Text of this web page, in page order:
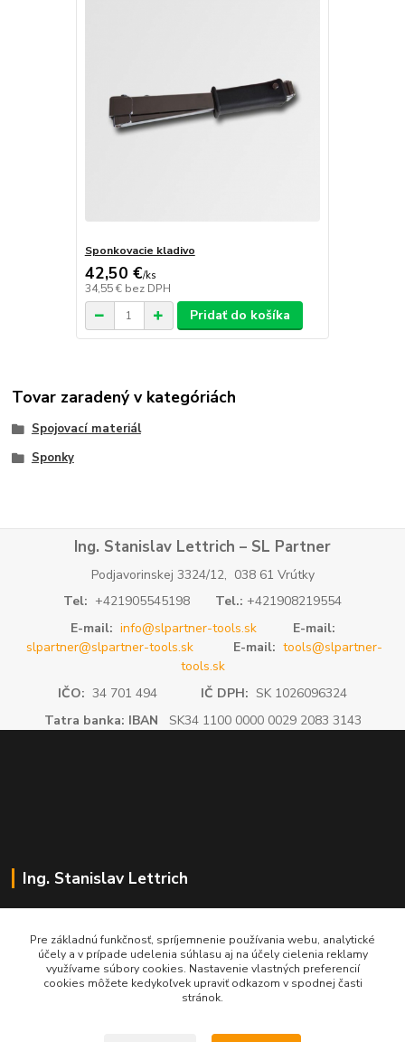
Sponkovacie kladivo
42,50 €/ks
34,55 € bez DPH
Pridať do košíka
Tovar zaradený v kategóriách
Spojovací materiál
Sponky
Ing. Stanislav Lettrich – SL Partner
Podjavorinskej 3324/12, 038 61 Vrútky
Tel: +421905545198 Tel.: +421908219554
E-mail: info@slpartner-tools.sk
E-mail:
slpartner@slpartner-tools.sk
E-mail: tools@slpartner-
tools.sk
IČO: 34 701 494 IČ DPH: SK 1026096324
Tatra banka: IBAN SK34 1100 0000 0029 2083 3143
Ing. Stanislav Lettrich
+421 905 545 198
NONSTOP
Pre základnú funkčnosť, spríjemnenie používania webu, analytické
účely a v prípade udelenia súhlasu aj na účely cielenia reklamy
využívame súbory cookies. Nastavenie vlastných preferencií
cookies môžete kedykoľvek upraviť odkazom v spodnej časti
stránok.